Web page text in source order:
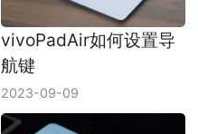
vivoPadAir如何设置导
航键
2023-09-09